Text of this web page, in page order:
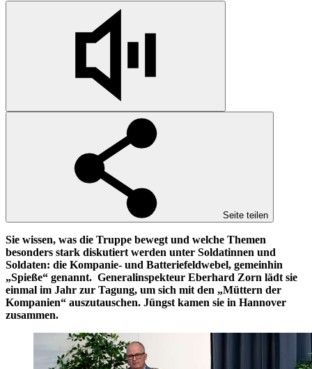
Seite teilen
Sie wissen, was die Truppe bewegt und welche Themen
besonders stark diskutiert werden unter Soldatinnen und
Soldaten: die Kompanie- und Batteriefeldwebel, gemeinhin
„Spieße“ genannt. Generalinspekteur Eberhard Zorn lädt sie
einmal im Jahr zur Tagung, um sich mit den „Müttern der
Kompanien“ auszutauschen. Jüngst kamen sie in Hannover
zusammen.